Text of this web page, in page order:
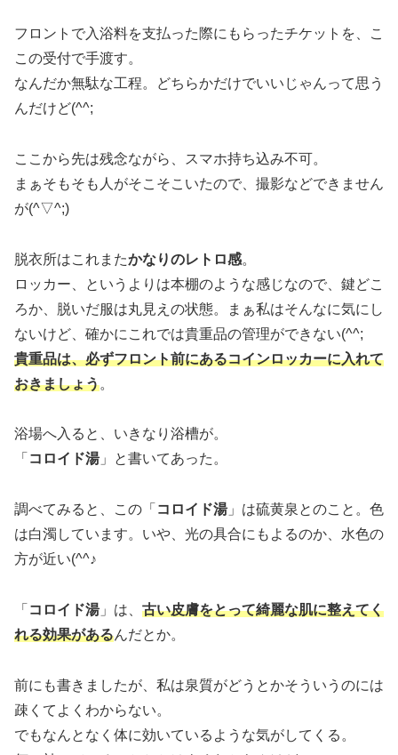
フロントで入浴料を支払った際にもらったチケットを、こ
この受付で手渡す。
なんだか無駄な工程。どちらかだけでいいじゃんって思う
んだけど(^^;
ここから先は残念ながら、スマホ持ち込み不可。
まぁそもそも人がそこそこいたので、撮影などできません
が(^▽^;)
脱衣所はこれまたかなりのレトロ感。
ロッカー、というよりは本棚のような感じなので、鍵どこ
ろか、脱いだ服は丸見えの状態。まぁ私はそんなに気にし
ないけど、確かにこれでは貴重品の管理ができない(^^;
貴重品は、必ずフロント前にあるコインロッカーに入れて
おきましょう。
浴場へ入ると、いきなり浴槽が。
「 コロイド湯」と書いてあった。
調べてみると、この「 コロイド湯」は硫黄泉とのこと。色
は白濁しています。いや、光の具合にもよるのか、水色の
方が近い(^^♪
「 コロイド湯」は、 古い皮膚をとって綺麗な肌に整えてく
れる効果があるんだとか。
前にも書きましたが、私は泉質がどうとかそういうのには
疎くてよくわからない。
でもなんとなく体に効いているような気がしてくる。